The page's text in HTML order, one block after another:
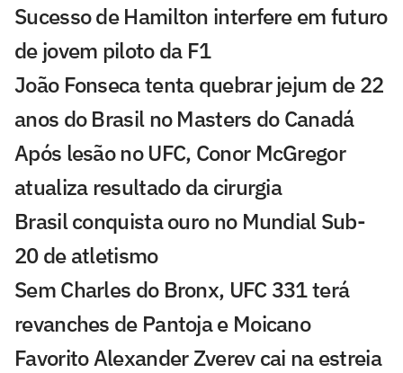
Sucesso de Hamilton interfere em futuro
de jovem piloto da F1
João Fonseca tenta quebrar jejum de 22
anos do Brasil no Masters do Canadá
Após lesão no UFC, Conor McGregor
atualiza resultado da cirurgia
Brasil conquista ouro no Mundial Sub-
20 de atletismo
Sem Charles do Bronx, UFC 331 terá
revanches de Pantoja e Moicano
Favorito Alexander Zverev cai na estreia